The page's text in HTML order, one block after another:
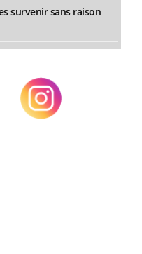
survenir sans raison